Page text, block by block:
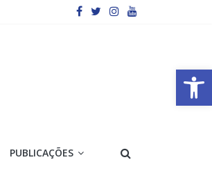
Barra de Ferramentas Aberta
PUBLICAÇÕES